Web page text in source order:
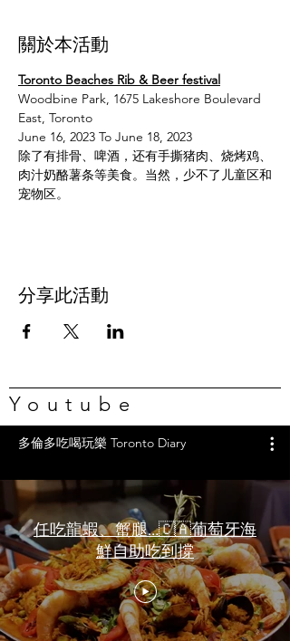
關於本活動
Toronto Beaches Rib & Beer festival
Woodbine Park, 1675 Lakeshore Boulevard
East, Toronto
June 16, 2023 To June 18, 2023
除了有排骨、啤酒，还有手撕猪肉、烧烤鸡、
肉汁奶酪薯条等美食。当然，少不了儿童区和
宠物区。
分享此活動
Youtube
多倫多吃喝玩樂 Toronto Diary
任吃龍蝦、蟹腿…🇨🇦葡萄牙海
鮮自助吃到撐